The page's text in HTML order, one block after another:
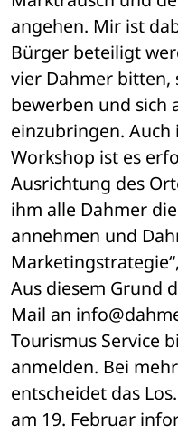
angehen. Mir ist
Bürger beteiligt
vier Dahmer bitten,
bewerben und sich
einzubringen. Auch
Workshop ist es
Ausrichtung des
ihm alle Dahmer
annehmen und
Aus diesem Grund
Mail an
Tourismus Service
anmelden. Bei
entscheidet das
am 19. Februar